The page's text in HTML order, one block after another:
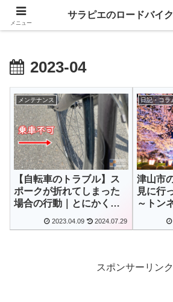
GIANT乗りが自転車パーツのレビューとロング
2023-04
メンテナンス
【自転車のトラブル】ス
ポークが折れてしまった
場合の行動｜とにかく荷
2023.04.09 2024.07.29
日記・コラ
津山市
見に行
～トン
スポンサーリンク
メニュー
サラピエのロードバイ